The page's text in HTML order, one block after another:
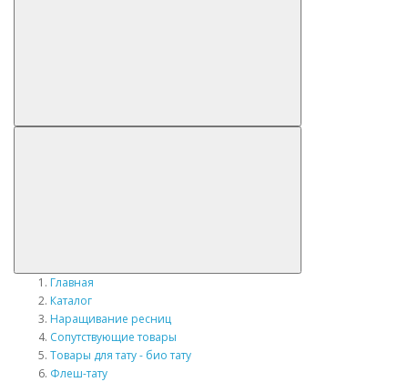
Главная
Каталог
Наращивание ресниц
Сопутствующие товары
Товары для тату - био тату
Флеш-тату